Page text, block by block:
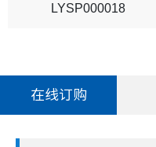
LYSP000018
在线订购